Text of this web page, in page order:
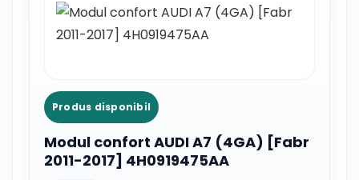
Produs disponibil
Modul confort AUDI A7 (4GA) [Fabr
2011-2017] 4H0919475AA